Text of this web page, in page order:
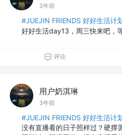
3年前
#JUEJIN FRIENDS 好好生活计
好好生活day13，周三快来吧，
评论
用户奶淇琳
3年前
#JUEJIN FRIENDS 好好生活计
没有直播看的日子照样过？硬撑